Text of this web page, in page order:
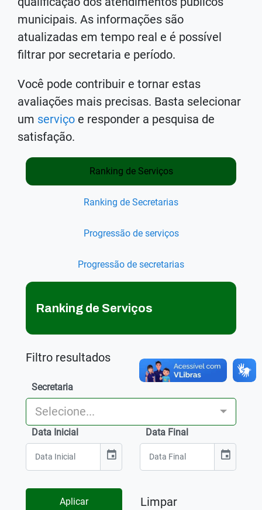
municipais. As informações são
atualizadas em tempo real e é possível
filtrar por secretaria e período.
Você pode contribuir e tornar estas
avaliações mais precisas. Basta selecionar
um serviço e responder a pesquisa de
satisfação.
Ranking de Serviços
Ranking de Secretarias
Progressão de serviços
Progressão de secretarias
Ranking de Serviços
Filtro resultados
Secretaria
Selecione...
Data Inicial
event
Data Final
event
Aplicar Limpar